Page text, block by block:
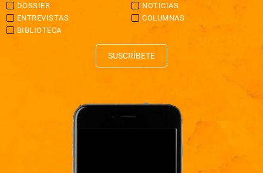
DOSSIER
NOTICIAS
ENTREVISTAS
COLUMNAS
BIBLIOTECA
SUSCRÍBETE